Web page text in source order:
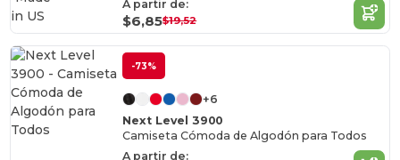
A partir de:
$6,85$19,52
in US
-73%
+6
Next Level 3900
Camiseta Cómoda de Algodón para Todos
A partir de: